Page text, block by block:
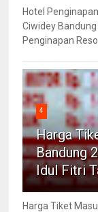
Hotel
Ciwidey
Penginapan
4
Harga
Bandung
Idul Fitri
Harga Tiket